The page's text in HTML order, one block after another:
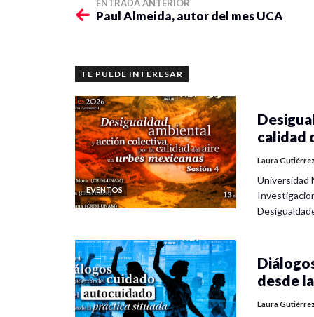
ENTRADA ANTERIOR
Paul Almeida, autor del mes UCA
TE PUEDE INTERESAR
EVENTOS
calidad
Laura
Universidad
desde
Laura